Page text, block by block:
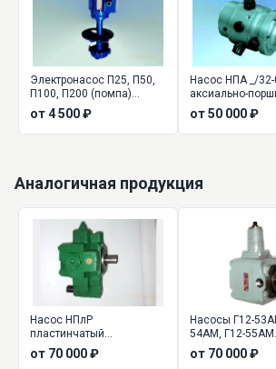
Электронасос П25, П50,
П100, П200 (помпа)
центробежный
вертикальный
от 4 500 ₽
Насос НПА _/32-
аксиально-
нерегулируемый
от 50 000 ₽
Аналогичная продукция
Насос НПлР
пластинчатый
регулируемый
от 70 000 ₽
Насосы Г12-
54АМ, Г12-55АМ
пластинчатые
регулируемые
от 70 000 ₽